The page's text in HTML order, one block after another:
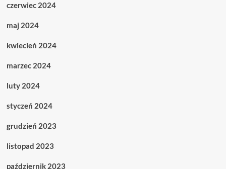
czerwiec 2024
maj 2024
kwiecień 2024
marzec 2024
luty 2024
styczeń 2024
grudzień 2023
listopad 2023
październik 2023